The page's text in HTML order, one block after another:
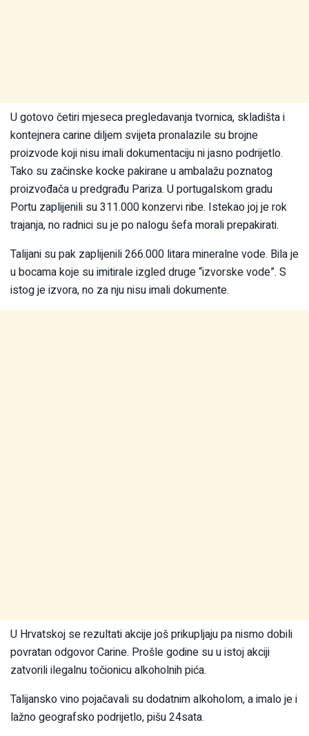
U gotovo četiri mjeseca pregledavanja tvornica, skladišta i
kontejnera carine diljem svijeta pronalazile su brojne
proizvode koji nisu imali dokumentaciju ni jasno podrijetlo.
Tako su začinske kocke pakirane u ambalažu poznatog
proizvođača u predgrađu Pariza. U portugalskom gradu
Portu zaplijenili su 311.000 konzervi ribe. Istekao joj je rok
trajanja, no radnici su je po nalogu šefa morali prepakirati.
Talijani su pak zaplijenili 266.000 litara mineralne vode. Bila je
u bocama koje su imitirale izgled druge “izvorske vode”. S
istog je izvora, no za nju nisu imali dokumente.
U Hrvatskoj se rezultati akcije još prikupljaju pa nismo dobili
povratan odgovor Carine. Prošle godine su u istoj akciji
zatvorili ilegalnu točionicu alkoholnih pića.
Talijansko vino pojačavali su dodatnim alkoholom, a imalo je i
lažno geografsko podrijetlo, pišu 24sata.